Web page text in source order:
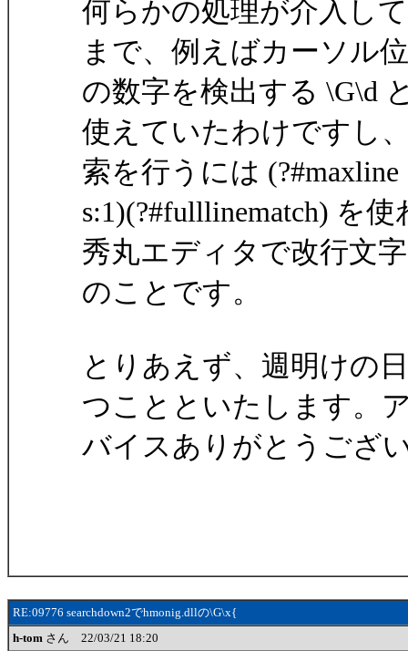
何らかの処理が介入し
まで、例えばカーソル
の数字を検出する \G\d
使えていたわけですし
索を行うには (?#maxline
s:1)(?#fulllinematch) を
秀丸エディタで改行文
のことです。
とりあえず、週明けの
つことといたします。
バイスありがとうござ
RE:09776 searchdown2でhmonig.dllの\G\x{
h-tom さん 22/03/21 18:20